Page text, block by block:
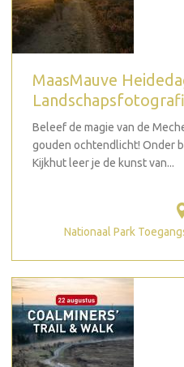
MaasMauve
Beleef de magie van de
gouden ochtendlicht! Onder
Kijkhut leer je de kunst van...
Nationaal Park